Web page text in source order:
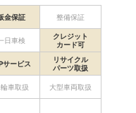
金保証 整備保証
日車検
クレジット
カード可
サービス
リサイクル
パーツ取扱
車取扱 大型車両取扱